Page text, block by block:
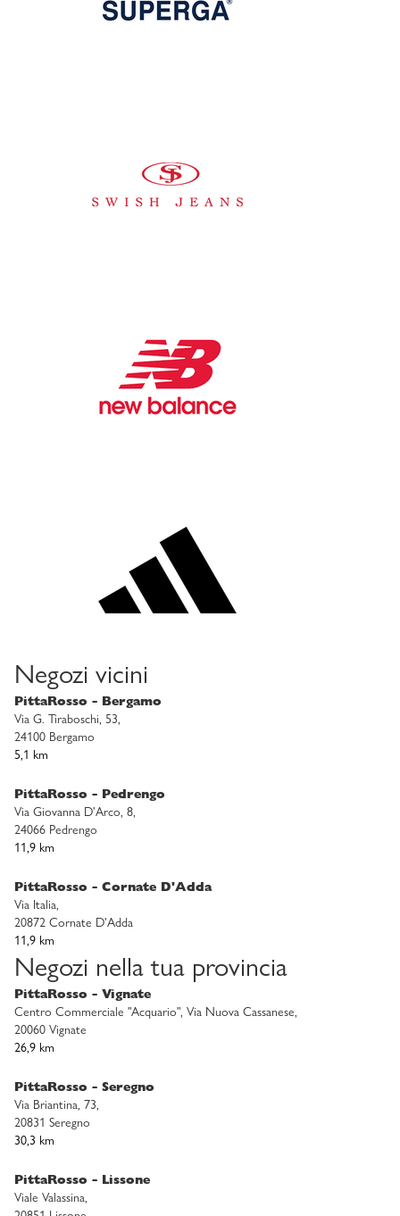
Negozi vicini
PittaRosso - Bergamo
Via G. Tiraboschi, 53,
24100 Bergamo
5,1 km
PittaRosso - Pedrengo
Via Giovanna D'Arco, 8,
24066 Pedrengo
11,9 km
PittaRosso - Cornate D'Adda
Via Italia,
20872 Cornate D'Adda
11,9 km
Negozi nella tua provincia
PittaRosso - Vignate
Centro Commerciale "Acquario", Via Nuova Cassanese,
20060 Vignate
26,9 km
PittaRosso - Seregno
Via Briantina, 73,
20831 Seregno
30,3 km
PittaRosso - Lissone
Viale Valassina,